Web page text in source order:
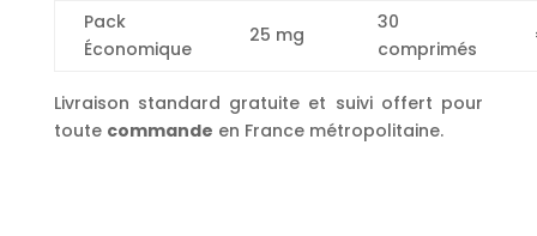
Pack
Économique
25 mg
30
comprimés
Livraison standard gratuite et suivi offert pour
toute commande en France métropolitaine.